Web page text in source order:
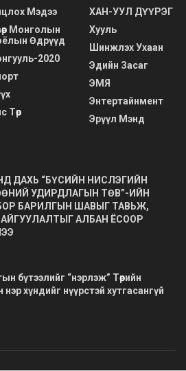
Мэдээ
Монголын
Өдрүүд
2020
Төр
ХАН-УУЛ ДҮҮРЭГ
Хууль
Шинжлэх Ухаан
Эдийн Засаг
ЭМЯ
Энтертайнмент
Эрүүл Мэнд
ДАХЬ “БҮСИЙН НИСЛЭГИЙН
УДИРДЛАГЫН ТӨВ”-ИЙН
БАРИЛГЫН ШАВЫГ ТАВЬЖ,
АЛБАН ЁСООР
бүтээлийг “нэрлэж” Төрийн
хүндийг нүүрстэй хутгасангүй